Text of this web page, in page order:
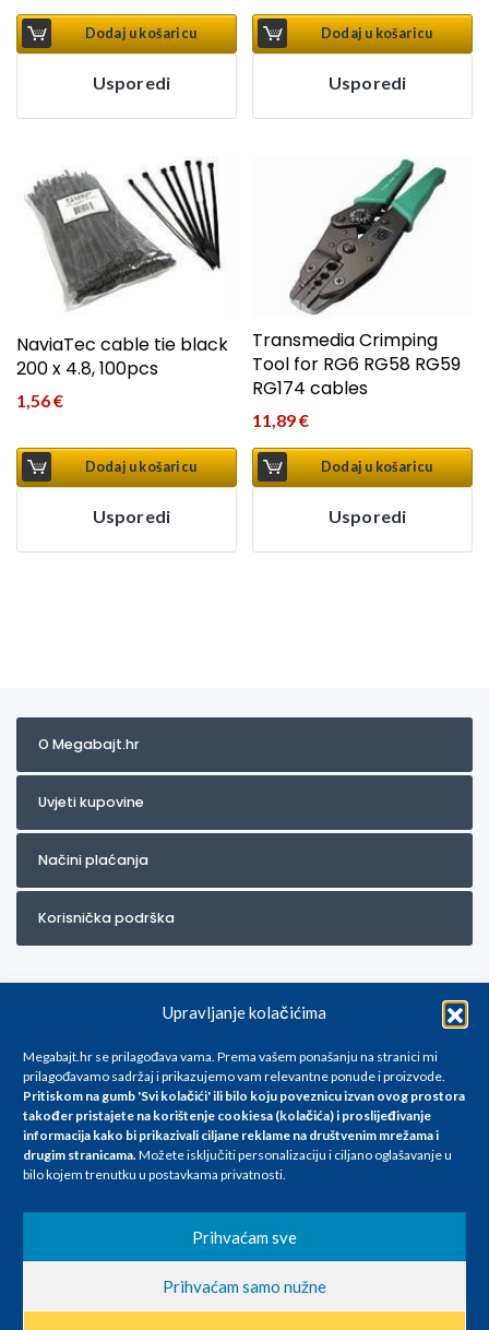
Upravljanje kolačićima
Megabajt.hr se prilagođava vama. Prema vašem ponašanju na stranici mi
prilagođavamo sadržaj i prikazujemo vam relevantne ponude i proizvode.
Pritiskom na gumb 'Svi kolačići' ili bilo koju poveznicu izvan ovog prostora
također pristajete na korištenje cookiesa (kolačića) i proslijeđivanje
informacija kako bi prikazivali ciljane reklame na društvenim mrežama i
drugim stranicama.Možete isključiti personalizaciju i ciljano oglašavanje u
bilo kojem trenutku u postavkama privatnosti.
Prihvaćam sve
Prihvaćam samo nužne
Dodaj u košaricu
Usporedi
Dodaj u košaricu
Usporedi
NaviaTec cable tie black
200 x 4.8, 100pcs
1,56€
Dodaj u košaricu
Usporedi
Transmedia Crimping
Tool for RG6 RG58 RG59
RG174 cables
11,89€
Dodaj u košaricu
Usporedi
O Megabajt.hr
Uvjeti kupovine
Načini plaćanja
Korisnička podrška
Za artikle kojih trenutno nema u ponudi obratite nam se na
info@megabajt.hr. Sve cijene su informativnog karaktera i podložne su
promjenama, a
iskazane su za avansno plaćanje(gotovina) u Eurima i uključuju PDV. Sve
se razlikovati od cijena u našim poslovnicama. Trudimo se dati što bolji
i točniji opis i sliku. Unatoč tome, ne možemo garantirati da su svi
nastale u opisu proizvoda, greške prilikom štampanja te promjene
cijena.